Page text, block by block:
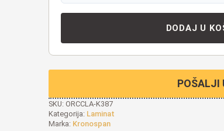
DODAJ U
POŠALJI
SKU: ORCCLA-K387
Kategorija: Laminat
Marka: Kronospan